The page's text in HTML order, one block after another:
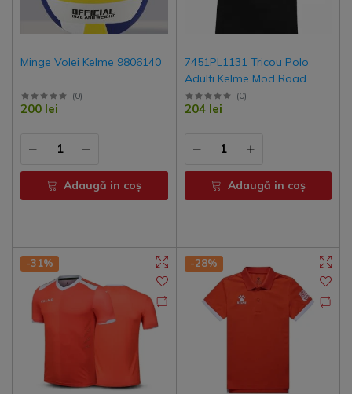
Minge Volei Kelme 9806140
(0)
200 lei
Adaugă in coş
7451PL1131 Tricou Polo
Adulti Kelme Mod Road
(0)
204 lei
Adaugă in coş
-31% -28%